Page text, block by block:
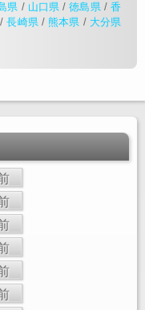
県 / 山口県 /徳島県/香
/長崎県/熊本県 / 大分県